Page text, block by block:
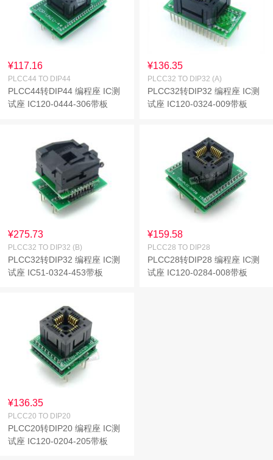
¥117.16
PLCC44 TO DIP44
PLCC44转DIP44 编程座 IC测
试座 IC120-0444-306带板
¥136.35
PLCC32 TO DIP32 (A)
PLCC32转DIP32 编程座 IC测
试座 IC120-0324-009带板
¥275.73
PLCC32 TO DIP32 (B)
PLCC32转DIP32 编程座 IC测
试座 IC51-0324-453带板
¥159.58
PLCC28 TO DIP28
PLCC28转DIP28 编程座 IC测
试座 IC120-0284-008带板
¥136.35
PLCC20 TO DIP20
PLCC20转DIP20 编程座 IC测
试座 IC120-0204-205带板